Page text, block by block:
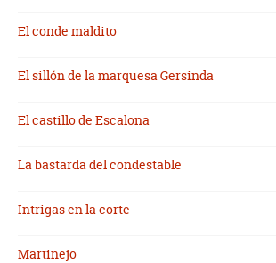
El conde maldito
El sillón de la marquesa Gersinda
El castillo de Escalona
La bastarda del condestable
Intrigas en la corte
Martinejo